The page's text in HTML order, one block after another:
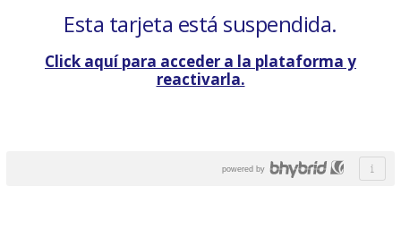
Esta tarjeta está suspendida.
Click aquí para acceder a la plataforma y
reactivarla.
powered by